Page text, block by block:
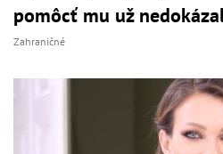
pomôcť mu už
Zahraničné